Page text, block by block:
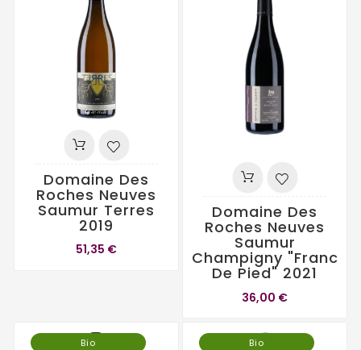
Domaine Des
Roches Neuves
Saumur Terres
2019
51,35 €
Domaine Des
Roches Neuves
Saumur
Champigny "Franc
De Pied" 2021
36,00 €
Bio Bio